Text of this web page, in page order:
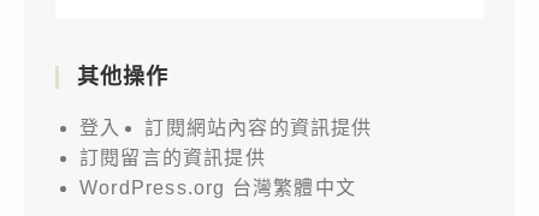
其他操作
登入
訂閱網站內容的資訊提供
訂閱留言的資訊提供
WordPress.org 台灣繁體中文